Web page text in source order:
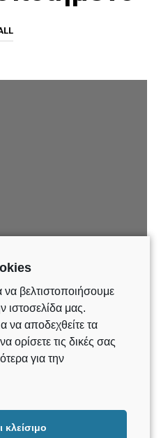
first post. Edit or delete it,
βελτιστοποιήσουμε
ιστοσελίδα μας.
να αποδεχθείτε τα
ορίσετε τις δικές σας
για την